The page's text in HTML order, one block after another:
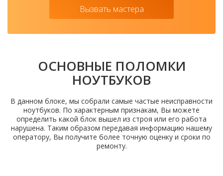
Вызвать мастера
ОСНОВНЫЕ ПОЛОМКИ
НОУТБУКОВ
В данном блоке, мы собрали самые частые неисправности
ноутбуков. По характерным признакам, Вы можете
определить какой блок вышел из строя или его работа
нарушена. Таким образом передавая информацию нашему
оператору, Вы получите более точную оценку и сроки по
ремонту.